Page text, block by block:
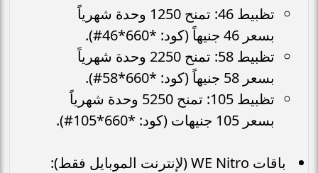
تظبيط 46: تمنح 1250 وحدة شهرياً
بسعر 46 جنيهاً (كود: *660*46#).
تظبيط 58: تمنح 2250 وحدة شهرياً
بسعر 58 جنيهاً (كود: *660*58#).
تظبيط 105: تمنح 5250 وحدة شهرياً
بسعر 105 جنيهات (كود: *660*105#).
باقات WE Nitro (لإنترنت الموبايل فقط):